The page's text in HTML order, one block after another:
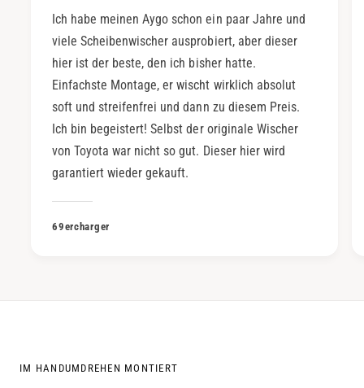
Ich habe meinen Aygo schon ein paar Jahre und
viele Scheibenwischer ausprobiert, aber dieser
hier ist der beste, den ich bisher hatte.
Einfachste Montage, er wischt wirklich absolut
soft und streifenfrei und dann zu diesem Preis.
Ich bin begeistert! Selbst der originale Wischer
von Toyota war nicht so gut. Dieser hier wird
garantiert wieder gekauft.
69ercharger
IM HANDUMDREHEN MONTIERT